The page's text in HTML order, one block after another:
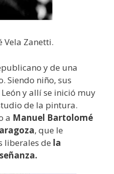
Vela Zanetti.
y de una
Siendo niño, sus
y allí se inició muy
de la pintura.
a Manuel Bartolomé
, que le
liberales de la